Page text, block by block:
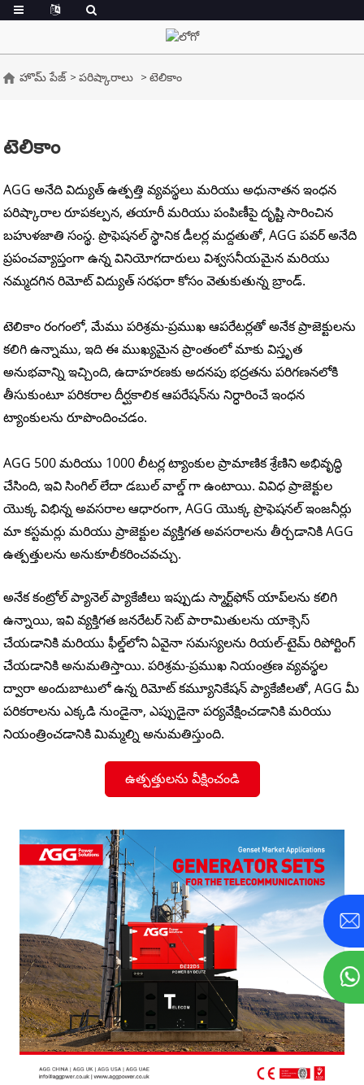
హొమ్ పేజ్ పరిష్కారాలు టెలికాం
టెలికాం
AGG అనేది విద్యుత్ ఉత్పత్తి వ్యవస్థలు మరియు అధునాతన ఇంధన
పరిష్కారాల రూపకల్పన, తయారీ మరియు పంపిణీపై దృష్టి సారించిన
బహుళజాతి సంస్థ. ప్రొఫెషనల్ స్థానిక డీలర్ల మద్దతుతో, AGG పవర్ అనేది
ప్రపంచవ్యాప్తంగా ఉన్న వినియోగదారులు విశ్వసనీయమైన మరియు
నమ్మదగిన రిమోట్ విద్యుత్ సరఫరా కోసం వెతుకుతున్న బ్రాండ్.
టెలికాం రంగంలో, మేము పరిశ్రమ-ప్రముఖ ఆపరేటర్లతో అనేక ప్రాజెక్టులను
కలిగి ఉన్నాము, ఇది ఈ ముఖ్యమైన ప్రాంతంలో మాకు విస్తృత
అనుభవాన్ని ఇచ్చింది, ఉదాహరణకు అదనపు భద్రతను పరిగణనలోకి
తీసుకుంటూ పరికరాల దీర్ఘకాలిక ఆపరేషన్‌ను నిర్ధారించే ఇంధన
ట్యాంకులను రూపొందించడం.
AGG 500 మరియు 1000 లీటర్ల ట్యాంకుల ప్రామాణిక శ్రేణిని అభివృద్ధి
చేసింది, ఇవి సింగిల్ లేదా డబుల్ వాల్డ్ గా ఉంటాయి. వివిధ ప్రాజెక్టుల
యొక్క విభిన్న అవసరాల ఆధారంగా, AGG యొక్క ప్రొఫెషనల్ ఇంజనీర్లు
మా కస్టమర్లు మరియు ప్రాజెక్టుల వ్యక్తిగత అవసరాలను తీర్చడానికి AGG
ఉత్పత్తులను అనుకూలీకరించవచ్చు.
అనేక కంట్రోల్ ప్యానెల్ ప్యాకేజీలు ఇప్పుడు స్మార్ట్‌ఫోన్ యాప్‌లను కలిగి
ఉన్నాయి, ఇవి వ్యక్తిగత జనరేటర్ సెట్ పారామితులను యాక్సెస్
చేయడానికి మరియు ఫీల్డ్‌లోని ఏవైనా సమస్యలను రియల్-టైమ్ రిపోర్టింగ్
చేయడానికి అనుమతిస్తాయి. పరిశ్రమ-ప్రముఖ నియంత్రణ వ్యవస్థల
ద్వారా అందుబాటులో ఉన్న రిమోట్ కమ్యూనికేషన్ ప్యాకేజీలతో, AGG మీ
పరికరాలను ఎక్కడి నుండైనా, ఎప్పుడైనా పర్యవేక్షించడానికి మరియు
నియంత్రించడానికి మిమ్మల్ని అనుమతిస్తుంది.
ఉత్పత్తులను వీక్షించండి